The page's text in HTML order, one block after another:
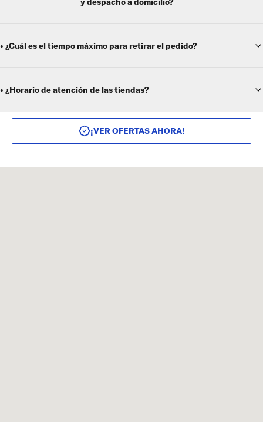
• ¿Cuál es el tiempo máximo para retirar el pedido?
• ¿Horario de atención de las tiendas?
¡VER OFERTAS AHORA!